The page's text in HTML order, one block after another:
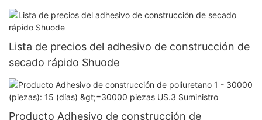
(días) 6000-29999 piezas US.0 Suministro
Lista de precios del adhesivo de construcción de
secado rápido Shuode
Producto Adhesivo de construcción de